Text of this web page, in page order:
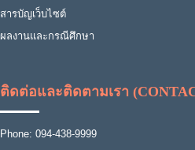
สารบัญเว็บไซต์
ผลงานและกรณีศึกษา
ติดต่อและติดตามเรา
Phone: 094-438-9999